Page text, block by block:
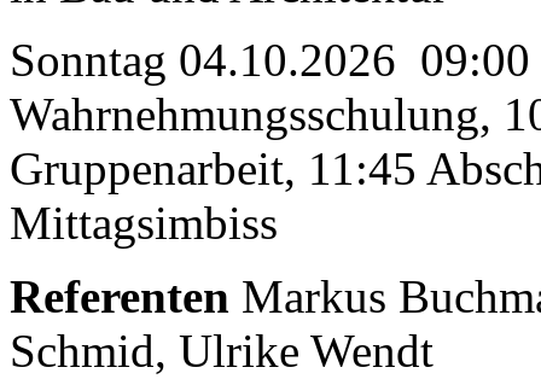
Sonntag 04.10.2026
Wahrnehmungsschulung,
Gruppenarbeit, 11:45
Mittagsimbiss
Referenten Markus
Schmid, Ulrike Wendt